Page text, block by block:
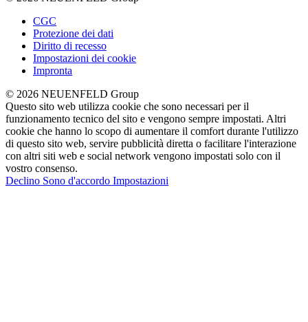
CGC
Protezione dei dati
Diritto di recesso
Impostazioni dei cookie
Impronta
© 2026 NEUENFELD Group
Questo sito web utilizza cookie che sono necessari per il
funzionamento tecnico del sito e vengono sempre impostati. Altri
cookie che hanno lo scopo di aumentare il comfort durante l'utilizzo
di questo sito web, servire pubblicità diretta o facilitare l'interazione
con altri siti web e social network vengono impostati solo con il
vostro consenso.
Declino Sono d'accordo Impostazioni